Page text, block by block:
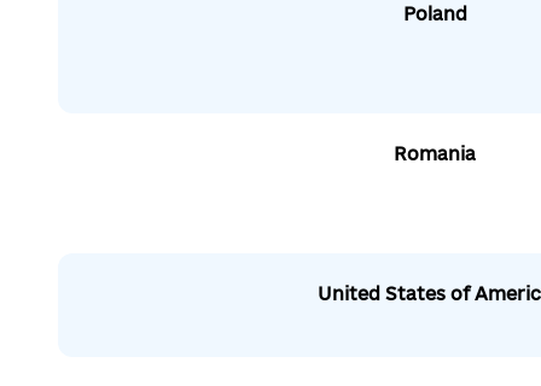
Poland
Romania
United States of